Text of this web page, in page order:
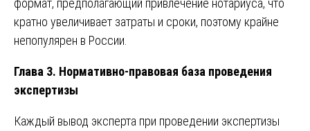
кратно увеличивает затраты и сроки, поэтому крайне
непопулярен в России.
Глава 3. Нормативно-правовая база проведения
экспертизы
Каждый вывод эксперта при проведении экспертизы